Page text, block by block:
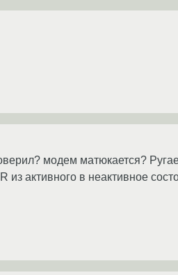
модем матюкается?
активного в неактивное